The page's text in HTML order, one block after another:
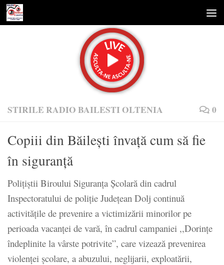
Skip to content
STIRILE RADIO BAILESTI OLTENIA 0
Copiii din Băilești învață cum să fie
în siguranță
Polițiștii Biroului Siguranța Școlară din cadrul
Inspectoratului de poliție Județean Dolj continuă
activităţile de prevenire a victimizării minorilor pe
perioada vacanței de vară, în cadrul campaniei ,,Dorințe
îndeplinite la vârste potrivite”, care vizează prevenirea
violenței școlare, a abuzului, neglijarii, exploatării,